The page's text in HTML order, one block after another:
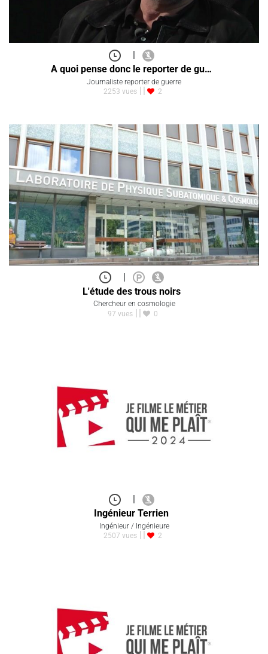
A quoi pense donc le reporter de gu…
Journaliste reporter de guerre
2253 vues
2
|
L'étude des trous noirs
Chercheur en cosmologie
97 vues
0
Ingénieur Terrien
Ingénieur / Ingénieure
2507 vues
2